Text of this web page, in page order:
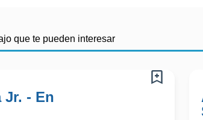
que te pueden interesar
- En